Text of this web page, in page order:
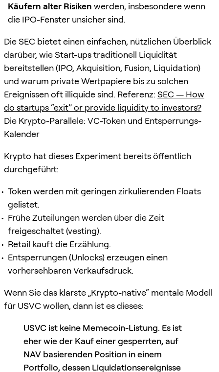
Käufern alter Risiken werden, insbesondere wenn
die IPO-Fenster unsicher sind.
Die SEC bietet einen einfachen, nützlichen Überblick
darüber, wie Start-ups traditionell Liquidität
bereitstellen (IPO, Akquisition, Fusion, Liquidation)
und warum private Wertpapiere bis zu solchen
Ereignissen oft illiquide sind. Referenz: SEC — How
do startups “exit” or provide liquidity to investors?
Die Krypto-Parallele: VC-Token und Entsperrungs-
Kalender
Krypto hat dieses Experiment bereits öffentlich
durchgeführt:
Token werden mit geringen zirkulierenden Floats
gelistet.
Frühe Zuteilungen werden über die Zeit
freigeschaltet (vesting).
Retail kauft die Erzählung.
Entsperrungen (Unlocks) erzeugen einen
vorhersehbaren Verkaufsdruck.
Wenn Sie das klarste „Krypto-native“ mentale Modell
für USVC wollen, dann ist es dieses:
USVC ist keine Memecoin-Listung. Es ist
eher wie der Kauf einer gesperrten, auf
NAV basierenden Position in einem
Portfolio, dessen Liquidationsereignisse